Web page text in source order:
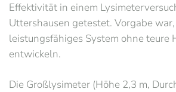
Effektivität in einem
Uttershausen getestet. Vorgabe
leistungsfähiges System ohne teure
entwickeln.
Die Großlysimeter (Höhe 2,3 m,